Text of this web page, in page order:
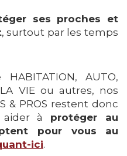
ses proches et
, surtout par les temps
AUTO,
LA VIE ou autres, nos
& PROS restent donc
aider à protéger au
pour vous
au
ici.